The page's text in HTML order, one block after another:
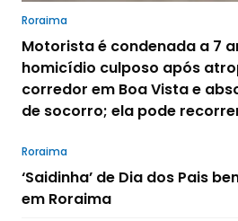
Roraima
Motorista é condenada a 7
homicídio culposo após
corredor em Boa Vista e
de socorro; ela pode
Roraima
‘Saidinha’ de Dia dos Pais
em Roraima